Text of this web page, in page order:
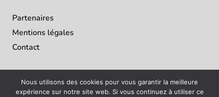
Partenaires
Mentions légales
Contact
Nous utilisons des cookies pour vous garantir la meilleure
expérience sur notre site web. Si vous continuez à utiliser ce